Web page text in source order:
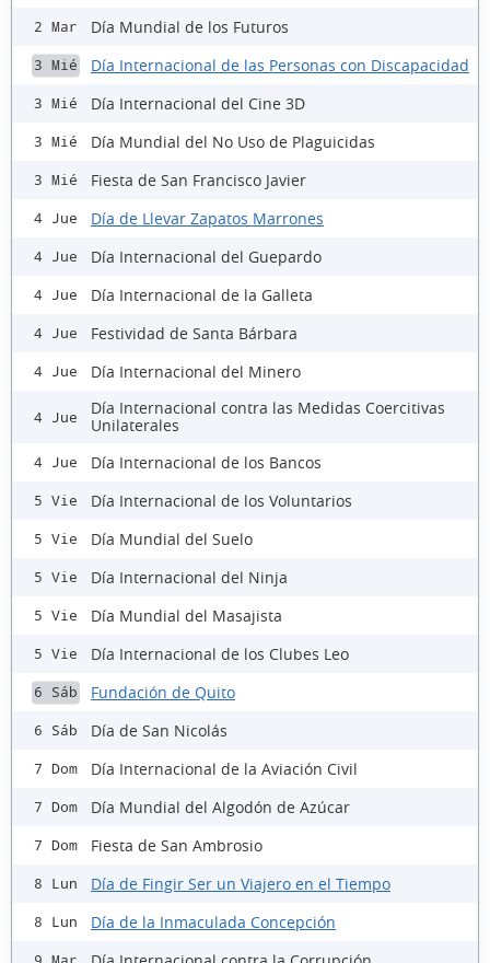
2 Mar Día Mundial de los Futuros
3 Mié Día Internacional de las Personas con Discapacidad
3 Mié Día Internacional del Cine 3D
3 Mié Día Mundial del No Uso de Plaguicidas
3 Mié Fiesta de San Francisco Javier
4 Jue Día de Llevar Zapatos Marrones
4 Jue Día Internacional del Guepardo
4 Jue Día Internacional de la Galleta
4 Jue Festividad de Santa Bárbara
4 Jue Día Internacional del Minero
4 Jue
Día Internacional contra las Medidas Coercitivas
Unilaterales
4 Jue Día Internacional de los Bancos
5 Vie Día Internacional de los Voluntarios
5 Vie Día Mundial del Suelo
5 Vie Día Internacional del Ninja
5 Vie Día Mundial del Masajista
5 Vie Día Internacional de los Clubes Leo
6 Sáb Fundación de Quito
6 Sáb Día de San Nicolás
7 Dom Día Internacional de la Aviación Civil
7 Dom Día Mundial del Algodón de Azúcar
7 Dom Fiesta de San Ambrosio
8 Lun Día de Fingir Ser un Viajero en el Tiempo
8 Lun Día de la Inmaculada Concepción